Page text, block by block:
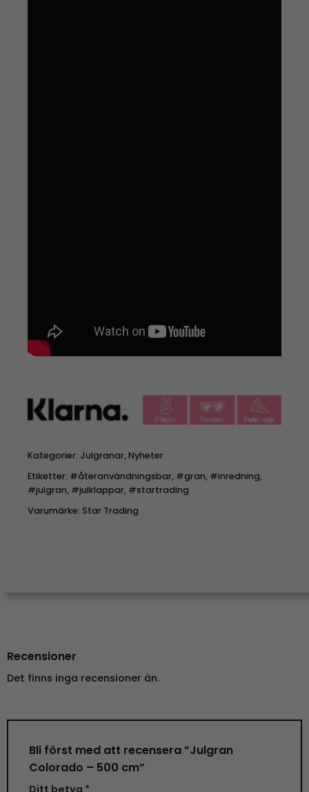
Kategorier: Julgranar,Nyheter
Etiketter: #återanvändningsbar, #gran, #inredning,
#julgran, #julklappar, #startrading
Varumärke: Star Trading
Recensioner
Det finns inga recensioner än.
Bli först med att recensera ”Julgran
Colorado – 500 cm”